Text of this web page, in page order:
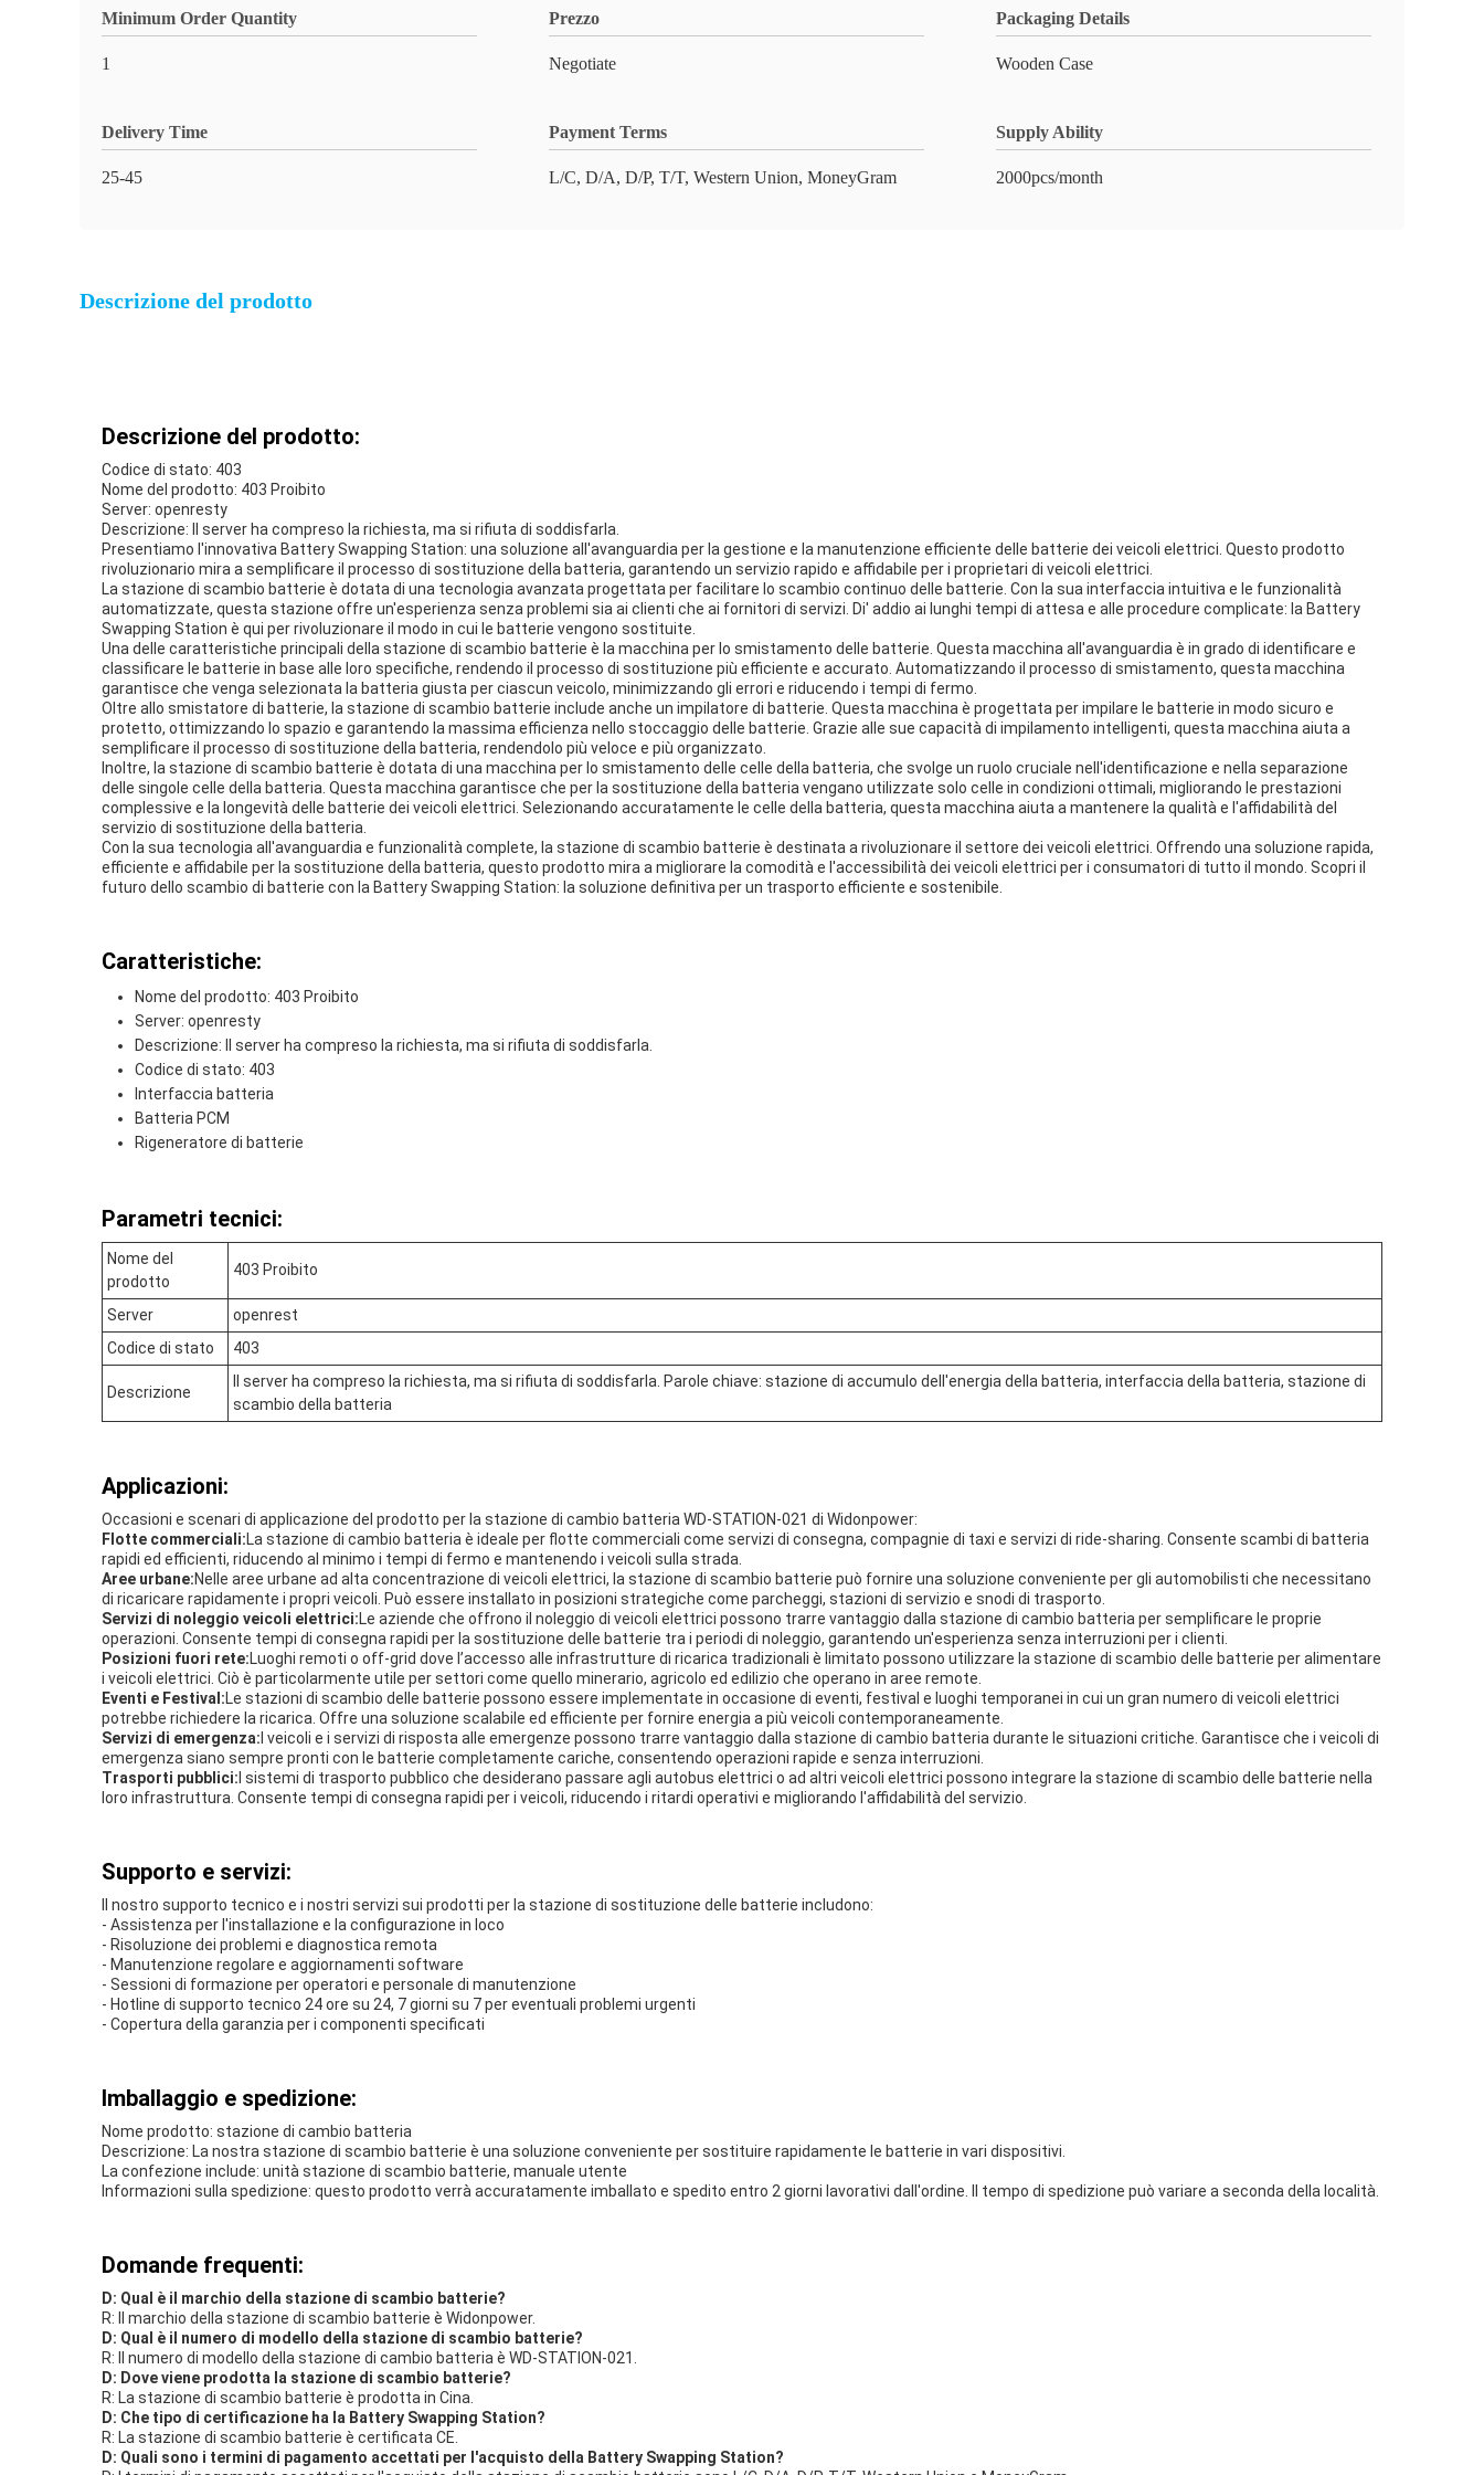
Minimum Order Quantity
1
Prezzo
Negotiate
Packaging Details
Wooden Case
Delivery Time
25-45
Payment Terms
L/C, D/A, D/P, T/T, Western Union, MoneyGram
Supply Ability
2000pcs/month
Descrizione del prodotto
Descrizione del prodotto:
Codice di stato: 403
Nome del prodotto: 403 Proibito
Server: openresty
Descrizione: Il server ha compreso la richiesta, ma si rifiuta di soddisfarla.
Presentiamo l'innovativa Battery Swapping Station: una soluzione all'avanguardia per la gestione e la manutenzione efficiente delle batterie dei veicoli elettrici. Questo prodotto
rivoluzionario mira a semplificare il processo di sostituzione della batteria, garantendo un servizio rapido e affidabile per i proprietari di veicoli elettrici.
La stazione di scambio batterie è dotata di una tecnologia avanzata progettata per facilitare lo scambio continuo delle batterie. Con la sua interfaccia intuitiva e le funzionalità
automatizzate, questa stazione offre un'esperienza senza problemi sia ai clienti che ai fornitori di servizi. Di' addio ai lunghi tempi di attesa e alle procedure complicate: la Battery
Swapping Station è qui per rivoluzionare il modo in cui le batterie vengono sostituite.
Una delle caratteristiche principali della stazione di scambio batterie è la macchina per lo smistamento delle batterie. Questa macchina all'avanguardia è in grado di identificare e
classificare le batterie in base alle loro specifiche, rendendo il processo di sostituzione più efficiente e accurato. Automatizzando il processo di smistamento, questa macchina
garantisce che venga selezionata la batteria giusta per ciascun veicolo, minimizzando gli errori e riducendo i tempi di fermo.
Oltre allo smistatore di batterie, la stazione di scambio batterie include anche un impilatore di batterie. Questa macchina è progettata per impilare le batterie in modo sicuro e
protetto, ottimizzando lo spazio e garantendo la massima efficienza nello stoccaggio delle batterie. Grazie alle sue capacità di impilamento intelligenti, questa macchina aiuta a
semplificare il processo di sostituzione della batteria, rendendolo più veloce e più organizzato.
Inoltre, la stazione di scambio batterie è dotata di una macchina per lo smistamento delle celle della batteria, che svolge un ruolo cruciale nell'identificazione e nella separazione
delle singole celle della batteria. Questa macchina garantisce che per la sostituzione della batteria vengano utilizzate solo celle in condizioni ottimali, migliorando le prestazioni
complessive e la longevità delle batterie dei veicoli elettrici. Selezionando accuratamente le celle della batteria, questa macchina aiuta a mantenere la qualità e l'affidabilità del
servizio di sostituzione della batteria.
Con la sua tecnologia all'avanguardia e funzionalità complete, la stazione di scambio batterie è destinata a rivoluzionare il settore dei veicoli elettrici. Offrendo una soluzione rapida,
efficiente e affidabile per la sostituzione della batteria, questo prodotto mira a migliorare la comodità e l'accessibilità dei veicoli elettrici per i consumatori di tutto il mondo. Scopri il
futuro dello scambio di batterie con la Battery Swapping Station: la soluzione definitiva per un trasporto efficiente e sostenibile.
Caratteristiche:
Nome del prodotto: 403 Proibito
Server: openresty
Descrizione: Il server ha compreso la richiesta, ma si rifiuta di soddisfarla.
Codice di stato: 403
Interfaccia batteria
Batteria PCM
Rigeneratore di batterie
Parametri tecnici:
Nome del
prodotto
403 Proibito
Server
openrest
Codice di stato
403
Descrizione
Il server ha compreso la richiesta, ma si rifiuta di soddisfarla. Parole chiave: stazione di accumulo dell'energia della batteria, interfaccia della batteria, stazione di
scambio della batteria
Applicazioni:
Occasioni e scenari di applicazione del prodotto per la stazione di cambio batteria WD-STATION-021 di Widonpower:
Flotte commerciali:La stazione di cambio batteria è ideale per flotte commerciali come servizi di consegna, compagnie di taxi e servizi di ride-sharing. Consente scambi di batteria
rapidi ed efficienti, riducendo al minimo i tempi di fermo e mantenendo i veicoli sulla strada.
Aree urbane:Nelle aree urbane ad alta concentrazione di veicoli elettrici, la stazione di scambio batterie può fornire una soluzione conveniente per gli automobilisti che necessitano
di ricaricare rapidamente i propri veicoli. Può essere installato in posizioni strategiche come parcheggi, stazioni di servizio e snodi di trasporto.
Servizi di noleggio veicoli elettrici:Le aziende che offrono il noleggio di veicoli elettrici possono trarre vantaggio dalla stazione di cambio batteria per semplificare le proprie
operazioni. Consente tempi di consegna rapidi per la sostituzione delle batterie tra i periodi di noleggio, garantendo un'esperienza senza interruzioni per i clienti.
Posizioni fuori rete:Luoghi remoti o off-grid dove l’accesso alle infrastrutture di ricarica tradizionali è limitato possono utilizzare la stazione di scambio delle batterie per alimentare
i veicoli elettrici. Ciò è particolarmente utile per settori come quello minerario, agricolo ed edilizio che operano in aree remote.
Eventi e Festival:Le stazioni di scambio delle batterie possono essere implementate in occasione di eventi, festival e luoghi temporanei in cui un gran numero di veicoli elettrici
potrebbe richiedere la ricarica. Offre una soluzione scalabile ed efficiente per fornire energia a più veicoli contemporaneamente.
Servizi di emergenza: I veicoli e i servizi di risposta alle emergenze possono trarre vantaggio dalla stazione di cambio batteria durante le situazioni critiche. Garantisce che i veicoli di
emergenza siano sempre pronti con le batterie completamente cariche, consentendo operazioni rapide e senza interruzioni.
Trasporti pubblici: I sistemi di trasporto pubblico che desiderano passare agli autobus elettrici o ad altri veicoli elettrici possono integrare la stazione di scambio delle batterie nella
loro infrastruttura. Consente tempi di consegna rapidi per i veicoli, riducendo i ritardi operativi e migliorando l'affidabilità del servizio.
Supporto e servizi:
Il nostro supporto tecnico e i nostri servizi sui prodotti per la stazione di sostituzione delle batterie includono:
- Assistenza per l'installazione e la configurazione in loco
- Risoluzione dei problemi e diagnostica remota
- Manutenzione regolare e aggiornamenti software
- Sessioni di formazione per operatori e personale di manutenzione
- Hotline di supporto tecnico 24 ore su 24, 7 giorni su 7 per eventuali problemi urgenti
- Copertura della garanzia per i componenti specificati
Imballaggio e spedizione:
Nome prodotto: stazione di cambio batteria
Descrizione: La nostra stazione di scambio batterie è una soluzione conveniente per sostituire rapidamente le batterie in vari dispositivi.
La confezione include: unità stazione di scambio batterie, manuale utente
Informazioni sulla spedizione: questo prodotto verrà accuratamente imballato e spedito entro 2 giorni lavorativi dall'ordine. Il tempo di spedizione può variare a seconda della località.
Domande frequenti:
D: Qual è il marchio della stazione di scambio batterie?
R: Il marchio della stazione di scambio batterie è Widonpower.
D: Qual è il numero di modello della stazione di scambio batterie?
R: Il numero di modello della stazione di cambio batteria è WD-STATION-021.
D: Dove viene prodotta la stazione di scambio batterie?
R: La stazione di scambio batterie è prodotta in Cina.
D: Che tipo di certificazione ha la Battery Swapping Station?
R: La stazione di scambio batterie è certificata CE.
D: Quali sono i termini di pagamento accettati per l'acquisto della Battery Swapping Station?